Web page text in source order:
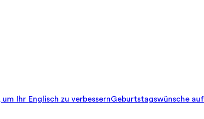
Ihr Englisch zu verbessernGeburtstagswünsche